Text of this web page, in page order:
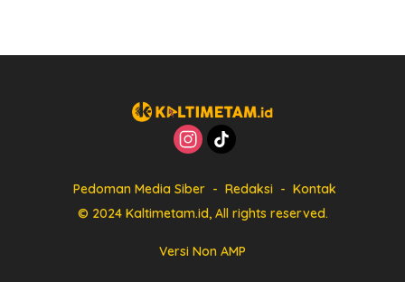
Pedoman Media Siber Redaksi
Kontak
© 2024 Kaltimetam.id, All rights reserved.
Versi Non AMP